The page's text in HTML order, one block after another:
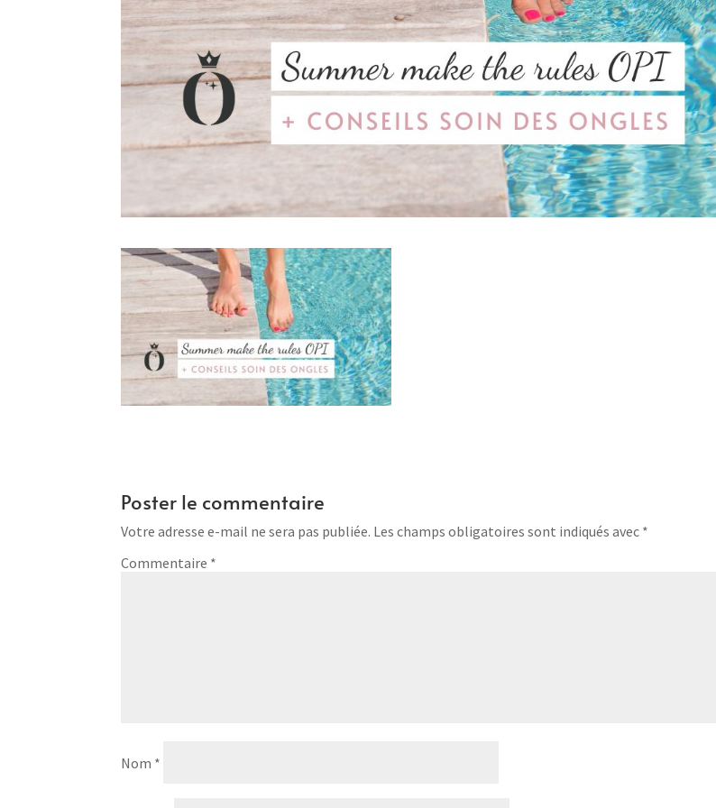
Poster le commentaire
Votre adresse e-mail ne sera pas publiée. Les champs obligatoires sont indiqués avec *
Commentaire *
Nom *